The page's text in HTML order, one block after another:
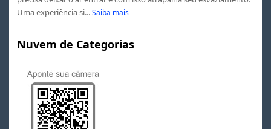
Uma experiência si... Saiba mais
Nuvem de Categorias